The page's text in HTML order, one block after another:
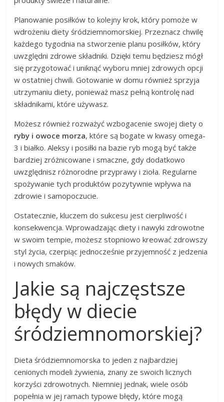
Planowanie posiłków to kolejny krok, który pomoże w
wdrożeniu diety śródziemnomorskiej. Przeznacz chwilę
każdego tygodnia na stworzenie planu posiłków, który
uwzględni zdrowe składniki. Dzięki temu będziesz mógł
się przygotować i uniknąć wyboru mniej zdrowych opcji
w ostatniej chwili. Gotowanie w domu również sprzyja
utrzymaniu diety, ponieważ masz pełną kontrolę nad
składnikami, które używasz.
Możesz również rozważyć wzbogacenie swojej diety o
ryby i owoce morza, które są bogate w kwasy omega-
3 i białko. Aleksy i posiłki na bazie ryb mogą być także
bardziej zróżnicowane i smaczne, gdy dodatkowo
uwzględnisz różnorodne przyprawy i zioła. Regularne
spożywanie tych produktów pozytywnie wpływa na
zdrowie i samopoczucie.
Ostatecznie, kluczem do sukcesu jest cierpliwość i
konsekwencja. Wprowadzając diety i nawyki zdrowotne
w swoim tempie, możesz stopniowo kreować zdrowszy
styl życia, czerpiąc jednocześnie przyjemność z jedzenia
i nowych smaków.
Jakie są najczęstsze
błędy w diecie
śródziemnomorskiej?
Dieta śródziemnomorska to jeden z najbardziej
cenionych modeli żywienia, znany ze swoich licznych
korzyści zdrowotnych. Niemniej jednak, wiele osób
popełnia w jej ramach typowe błędy, które mogą